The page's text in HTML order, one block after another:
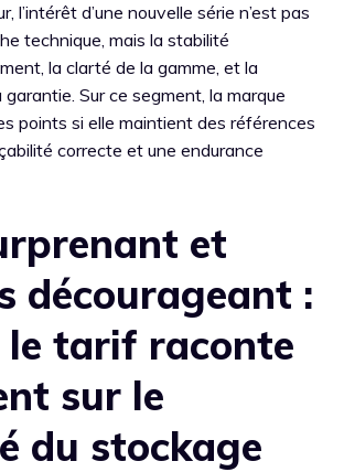
l’intérêt d’une nouvelle série n’est pas
technique, mais la stabilité
la clarté de la gamme, et la
Sur ce segment, la marque
points si elle maintient des références
correcte et une endurance
et
décourageant :
le tarif raconte
sur le
du stockage